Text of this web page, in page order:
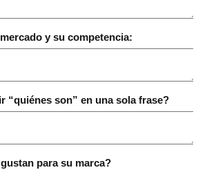
y su competencia:
“quiénes son” en una sola frase?
para su marca?